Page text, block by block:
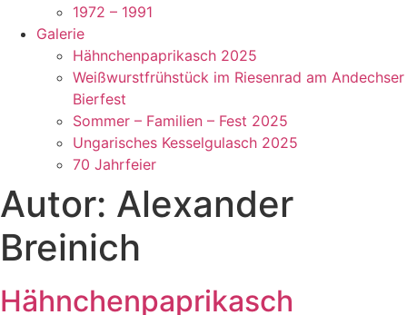
1972 – 1991
Galerie
Hähnchenpaprikasch 2025
Weißwurstfrühstück im Riesenrad am Andechser
Bierfest
Sommer – Familien – Fest 2025
Ungarisches Kesselgulasch 2025
70 Jahrfeier
Autor: Alexander
Breinich
Hähnchenpaprikasch